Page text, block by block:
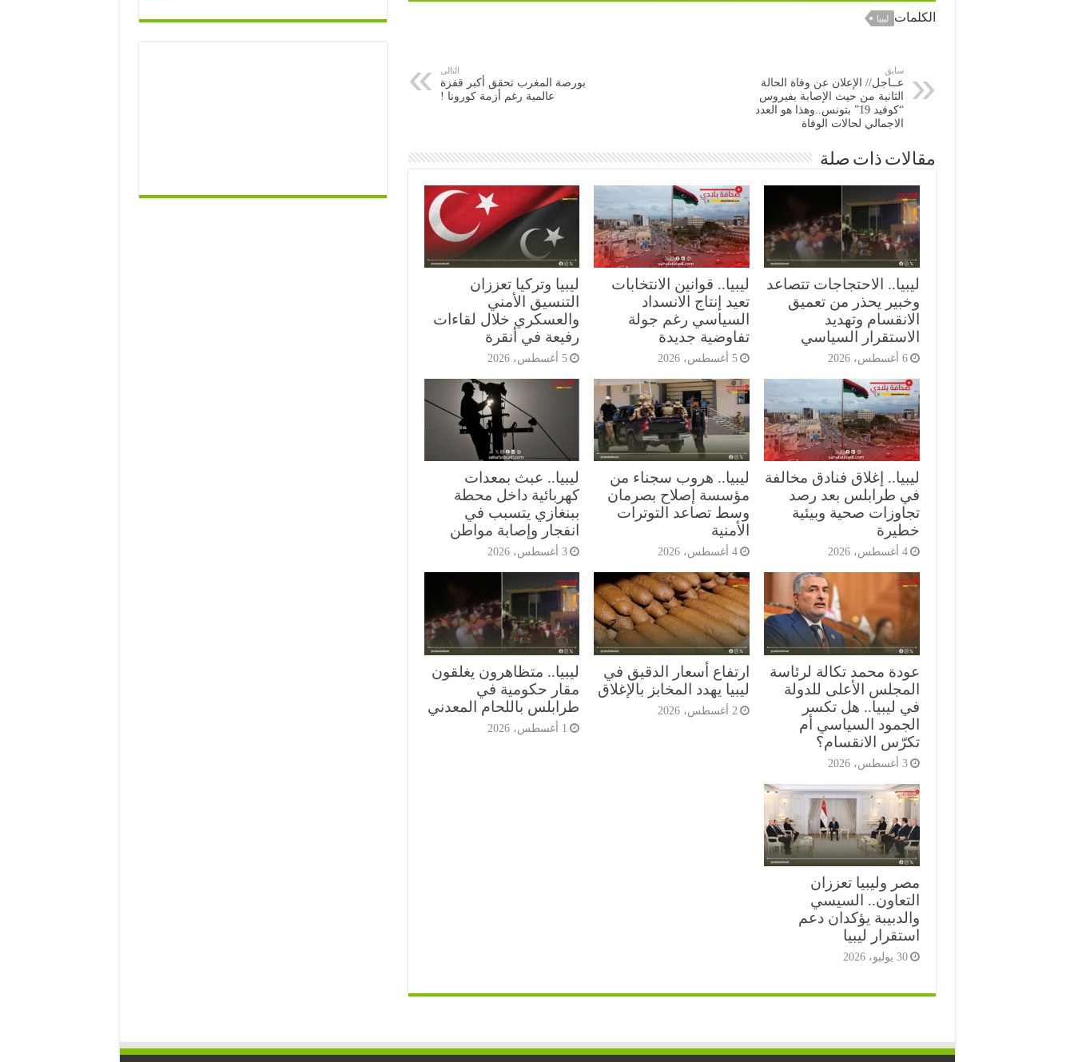
الكلمات ليبيا
سابق
عــاجل// الإعلان عن وفاة الحالة
الثانية من حيث الإصابة بفيروس
“كوفيد 19” بتونس..وهذا هو العدد
الاجمالي لحالات الوفاة
التالى
بورصة المغرب تحقق أكبر قفزة
عالمية رغم أزمة كورونا !
مقالات ذات صلة
ليبيا.. الاحتجاجات تتصاعد
وخبير يحذر من تعميق
الانقسام وتهديد
الاستقرار السياسي
6 أغسطس، 2026
ليبيا.. قوانين الانتخابات
تعيد إنتاج الانسداد
السياسي رغم جولة
تفاوضية جديدة
5 أغسطس، 2026
ليبيا وتركيا تعززان
التنسيق الأمني
والعسكري خلال لقاءات
رفيعة في أنقرة
5 أغسطس، 2026
ليبيا.. إغلاق فنادق مخالفة
في طرابلس بعد رصد
تجاوزات صحية وبيئية
خطيرة
4 أغسطس، 2026
ليبيا.. هروب سجناء من
مؤسسة إصلاح بصرمان
وسط تصاعد التوترات
الأمنية
4 أغسطس، 2026
ليبيا.. عبث بمعدات
كهربائية داخل محطة
ببنغازي يتسبب في
انفجار وإصابة مواطن
3 أغسطس، 2026
عودة محمد تكالة لرئاسة
المجلس الأعلى للدولة
في ليبيا.. هل تكسر
الجمود السياسي أم
تكرّس الانقسام؟
3 أغسطس، 2026
ارتفاع أسعار الدقيق في
ليبيا يهدد المخابز بالإغلاق
2 أغسطس، 2026
ليبيا.. متظاهرون يغلقون
مقار حكومية في
طرابلس باللحام المعدني
1 أغسطس، 2026
مصر وليبيا تعززان
التعاون.. السيسي
والدبيبة يؤكدان دعم
استقرار ليبيا
30 يوليو، 2026